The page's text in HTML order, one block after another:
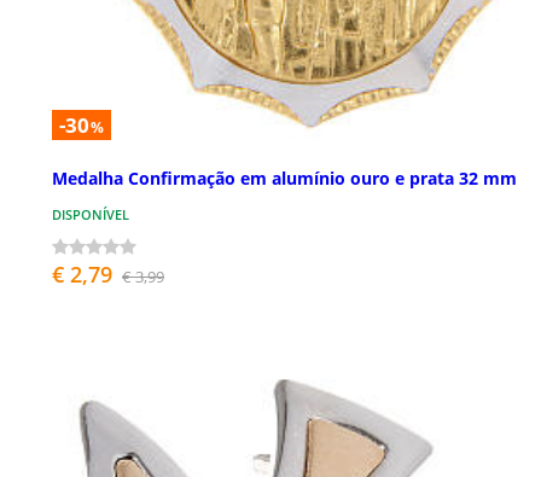
-30%
Medalha Confirmação em alumínio ouro e prata 32 mm
DISPONÍVEL
€ 2,79 € 3,99